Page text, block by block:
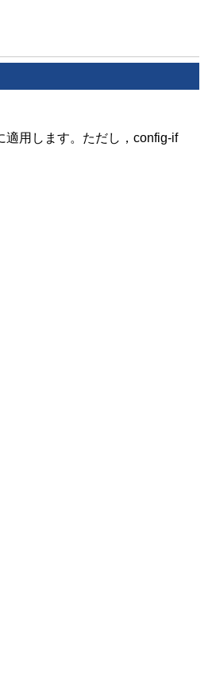
適用します。ただし，config-if